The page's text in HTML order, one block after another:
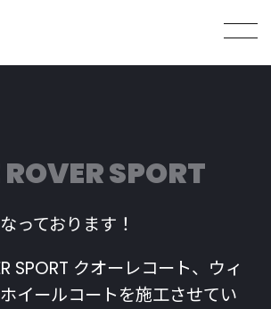
SPORT
っております！
SPORT クオーレコート、ウィ
イールコートを施工させてい